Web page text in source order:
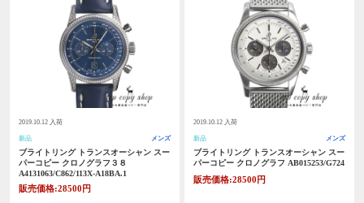
2019.10.12 入荷
新品 メンズ
ブライトリング トランスオーシャン スー
パーコピー クロノグラフ３８
A4131063/C862/113X-A18BA.1
販売価格:28500円
2019.10.12 入荷
新品 メンズ
ブライトリング トランスオーシャン スー
パーコピー クロノグラフ AB015253/G724
販売価格:28500円